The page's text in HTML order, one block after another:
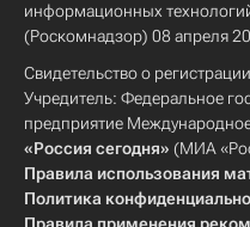
информационных
(Роскомнадзор) 08 апреля
Свидетельство о
Учредитель: Федеральное
предприятие
«Россия сегодня» (МИА
Правила использования
Политика